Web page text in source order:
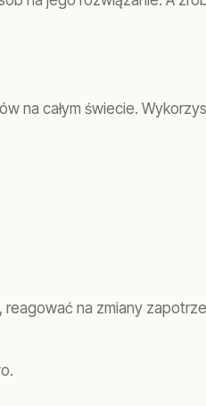
na całym świecie.
na zmiany